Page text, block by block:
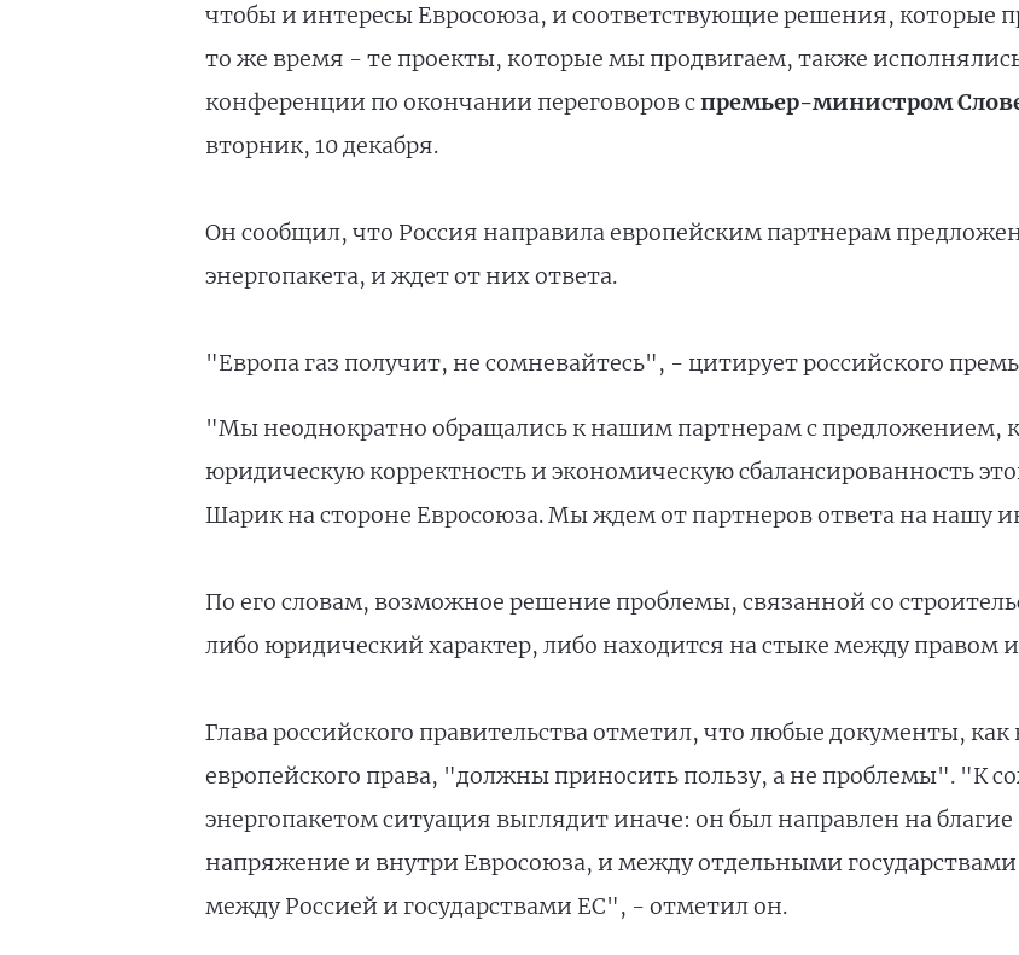
чтобы и интересы Евросоюза, и соответствующие решения, которые
то же время - те проекты, которые мы продвигаем, также
конференции по окончании переговоров спремьер-министром
вторник, 10 декабря.
Он сообщил, что Россия направила европейским партнерам
энергопакета, и ждет от них ответа.
"Европа газ получит, не сомневайтесь", - цитирует российского
"Мы неоднократно обращались к нашим партнерам с предложением,
юридическую корректность и экономическую сбалансированность
Шарик на стороне Евросоюза. Мы ждем от партнеров ответа на нашу
По его словам, возможное решение проблемы, связанной со
либо юридический характер, либо находится на стыке между правом
Глава российского правительства отметил, что любые документы,
европейского права, "должны приносить пользу, а не проблемы". "К
энергопакетом ситуация выглядит иначе: он был направлен на благие
напряжение и внутри Евросоюза, и между отдельными государствами
между Россией и государствами ЕС", - отметил он.